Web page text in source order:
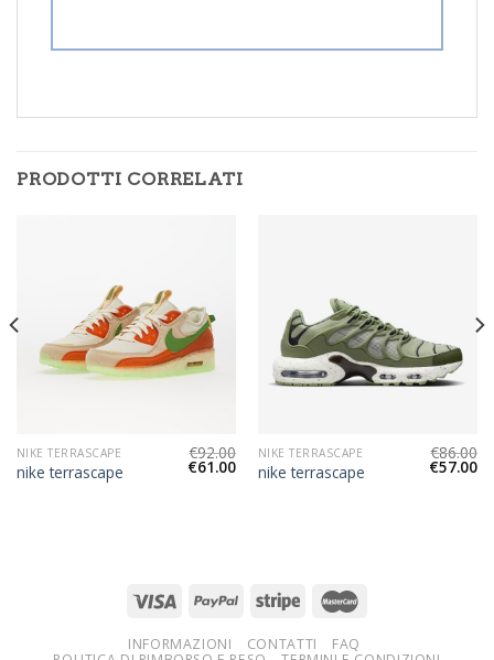
PRODOTTI CORRELATI
NIKE TERRASCAPE
nike terrascape
€92.00
€61.00
NIKE TERRASCAPE
nike terrascape
€86.00
€57.00
INFORMAZIONI CONTATTI
FAQ